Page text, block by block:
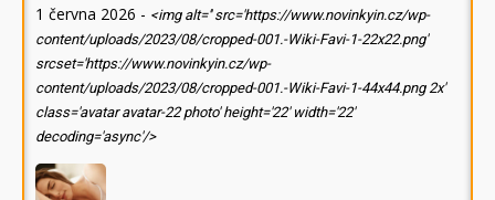
1 června 2026 - <img alt='' src='https://www.novinkyin.cz/wp-
content/uploads/2023/08/cropped-001.-Wiki-Favi-1-22x22.png'
srcset='https://www.novinkyin.cz/wp-
content/uploads/2023/08/cropped-001.-Wiki-Favi-1-44x44.png 2x'
class='avatar avatar-22 photo' height='22' width='22'
decoding='async'/>